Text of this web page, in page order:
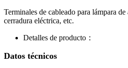
Terminales de cableado para lámpara
cerradura eléctrica, etc.
Detalles de producto：
Datos técnicos